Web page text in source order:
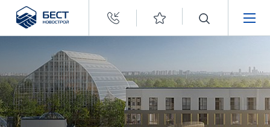
Бест
Новострой
НЕДВИЖИМОСТЬ
ПОКУПАТЕЛЯМ
ЗАСТРОЙЩИКАМ